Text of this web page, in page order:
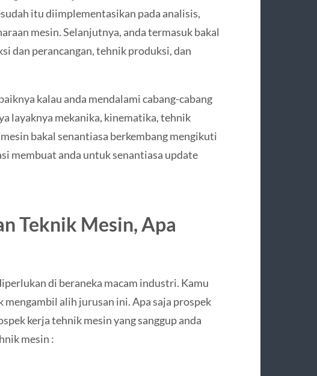
itu diimplementasikan pada analisis,
mesin. Selanjutnya, anda termasuk bakal
dan perancangan, tehnik produksi, dan
kalau anda mendalami cabang-cabang
layaknya mekanika, kinematika, tehnik
bakal senantiasa berkembang mengikuti
membuat anda untuk senantiasa update
Teknik Mesin, Apa
di beraneka macam industri. Kamu
alih jurusan ini. Apa saja prospek
kerja tehnik mesin yang sanggup anda
mesin :